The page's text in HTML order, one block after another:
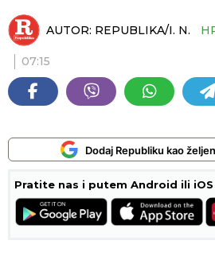
AUTOR: REPUBLIKA/I. N.
07:15
Dodaj Republiku kao
Pratite nas i putem Android ili